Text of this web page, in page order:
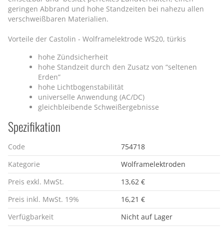
geringen Abbrand und hohe Standzeiten bei nahezu allen
verschweißbaren Materialien.
Vorteile der Castolin - Wolframelektrode WS20, türkis
hohe Zündsicherheit
hohe Standzeit durch den Zusatz von “seltenen
Erden”
hohe Lichtbogenstabilität
universelle Anwendung (AC/DC)
gleichbleibende Schweißergebnisse
Spezifikation
Code
754718
Kategorie
Wolframelektroden
Preis exkl. MwSt.
13,62 €
Preis inkl. MwSt. 19%
16,21 €
Verfügbarkeit
Nicht auf Lager